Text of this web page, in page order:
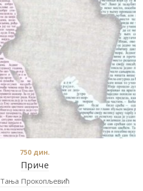
Приче
750 дин.
Тања Прокопљевић